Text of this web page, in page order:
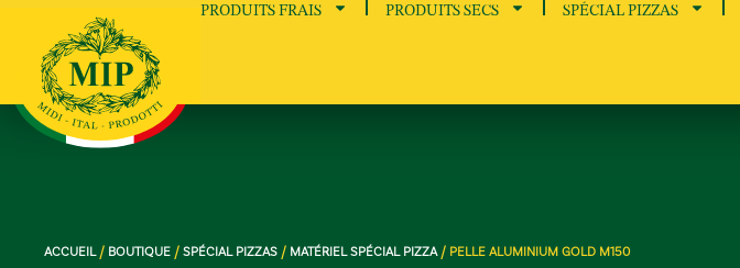
ACCUEIL / BOUTIQUE / SPÉCIAL PIZZAS / MATÉRIEL SPÉCIAL PIZZA / PELLE ALUMINIUM GOLD M150